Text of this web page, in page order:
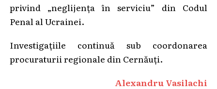
privind „neglijența în serviciu” din Codul
Penal al Ucrainei.
Investigațiile continuă sub coordonarea
procuraturii regionale din Cernăuți.
Alexandru Vasilachi